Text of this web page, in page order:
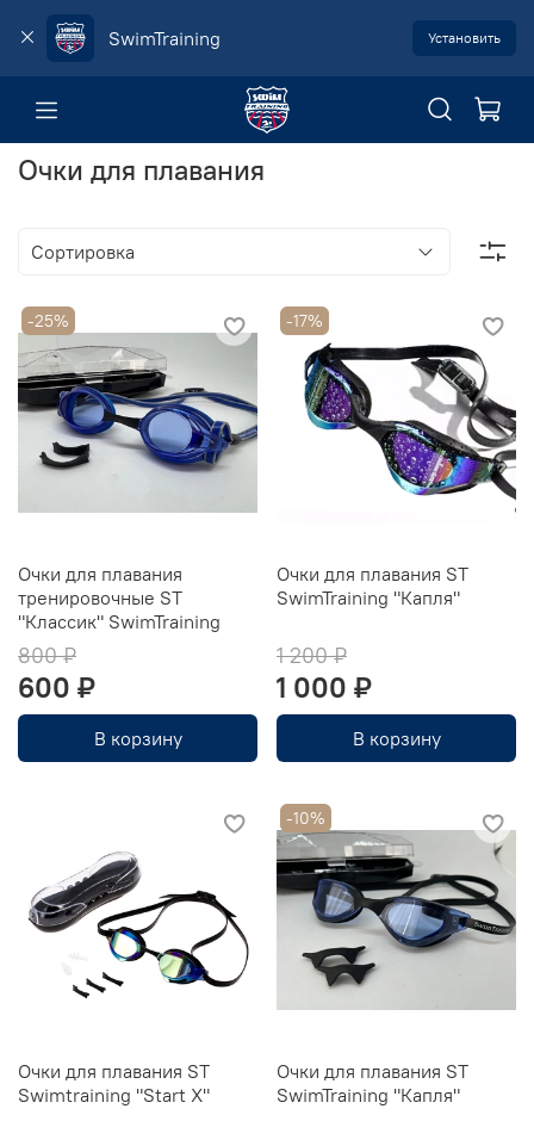
SwimTraining Установить
Очки для плавания
-25%
Очки для плавания
тренировочные ST
"Классик" SwimTraining
800 ₽
600 ₽
В корзину
-17%
Очки для плавания ST
SwimTraining "Капля"
1 200 ₽
1 000 ₽
В корзину
Очки для плавания ST
Swimtraining "Start X"
-10%
Очки для плавания ST
SwimTraining "Капля"